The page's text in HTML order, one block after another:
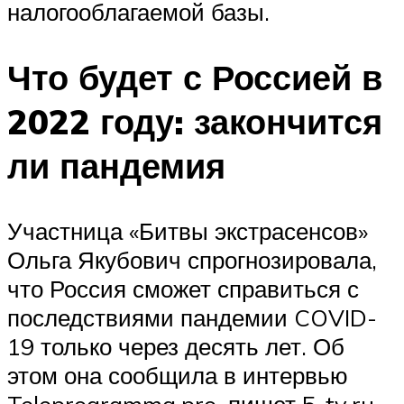
налогооблагаемой базы.
Что будет с Россией в
2022 году: закончится
ли пандемия
Участница «Битвы экстрасенсов»
Ольга Якубович спрогнозировала,
что Россия сможет справиться с
последствиями пандемии COVID-
19 только через десять лет. Об
этом она сообщила в интервью